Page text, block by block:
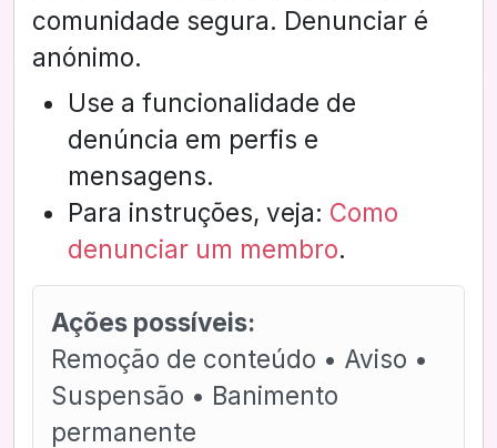
comunidade segura. Denunciar é
anónimo.
Use a funcionalidade de
denúncia em perfis e
mensagens.
Para instruções, veja: Como
denunciar um membro.
Ações possíveis:
Remoção de conteúdo • Aviso •
Suspensão • Banimento
permanente